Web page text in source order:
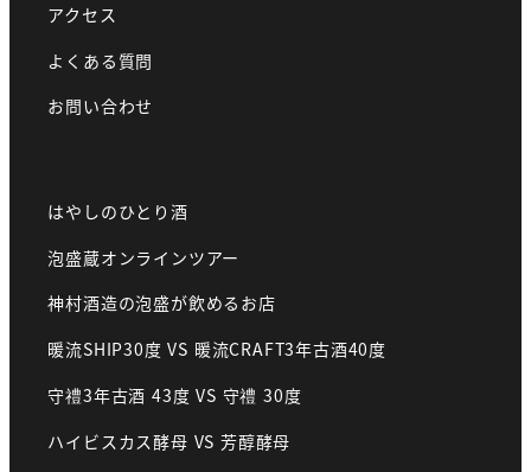
アクセス
よくある質問
お問い合わせ
はやしのひとり酒
泡盛蔵オンラインツアー
神村酒造の泡盛が飲めるお店
暖流SHIP30度 VS 暖流CRAFT3年古酒40度
守禮3年古酒 43度 VS 守禮 30度
ハイビスカス酵母 VS 芳醇酵母